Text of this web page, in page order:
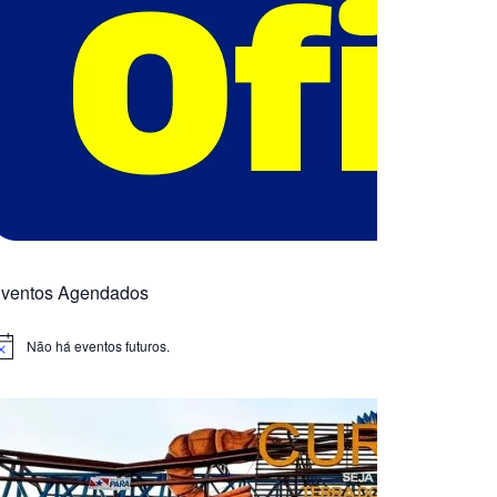
Agendados
Não há eventos futuros.